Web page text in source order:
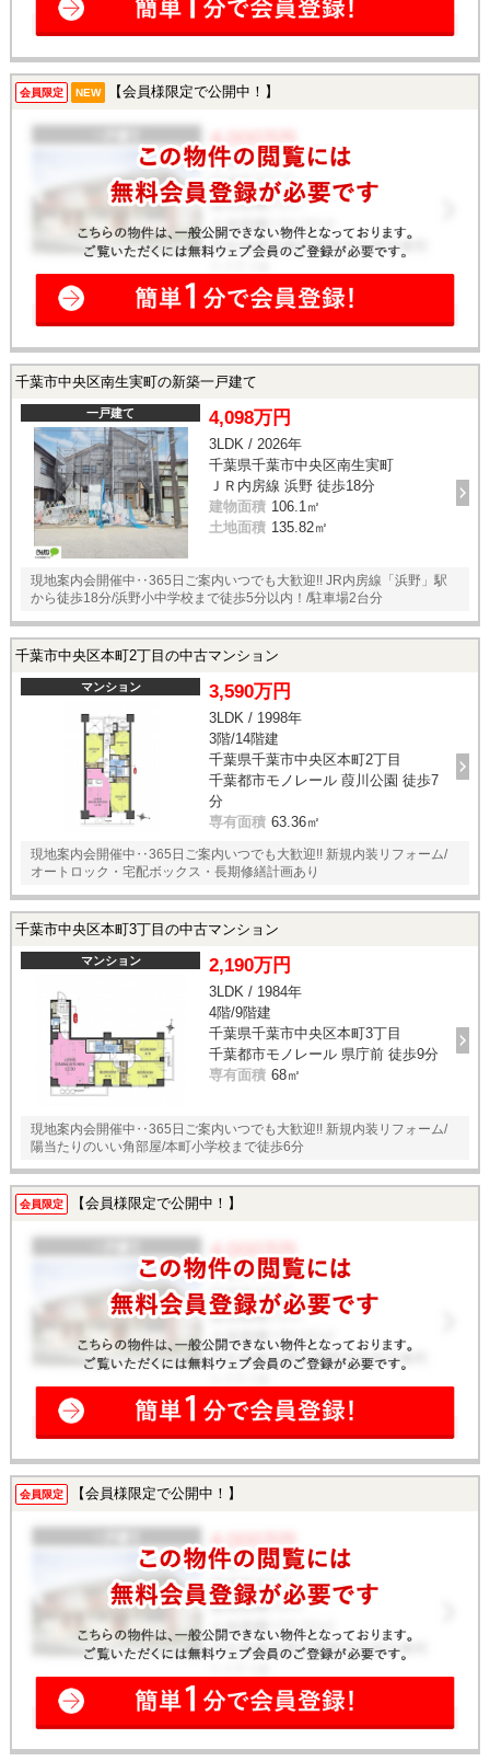
会員限定 NEW 【会員様限定で公開中！】
千葉市中央区南生実町の新築一戸建て
一戸建て 4,098万円
3LDK / 2026年
千葉県千葉市中央区南生実町
ＪＲ内房線 浜野 徒歩18分
建物面積 106.1㎡
土地面積 135.82㎡
現地案内会開催中‥365日ご案内いつでも大歓迎!! JR内房線「浜野」駅
から徒歩18分/浜野小中学校まで徒歩5分以内！/駐車場2台分
千葉市中央区本町2丁目の中古マンション
マンション 3,590万円
3LDK / 1998年
3階/14階建
千葉県千葉市中央区本町2丁目
千葉都市モノレール 葭川公園 徒歩7
分
専有面積 63.36㎡
現地案内会開催中‥365日ご案内いつでも大歓迎!! 新規内装リフォーム/
オートロック・宅配ボックス・長期修繕計画あり
千葉市中央区本町3丁目の中古マンション
マンション 2,190万円
3LDK / 1984年
4階/9階建
千葉県千葉市中央区本町3丁目
千葉都市モノレール 県庁前 徒歩9分
専有面積 68㎡
現地案内会開催中‥365日ご案内いつでも大歓迎!! 新規内装リフォーム/
陽当たりのいい角部屋/本町小学校まで徒歩6分
会員限定 【会員様限定で公開中！】
会員限定 【会員様限定で公開中！】